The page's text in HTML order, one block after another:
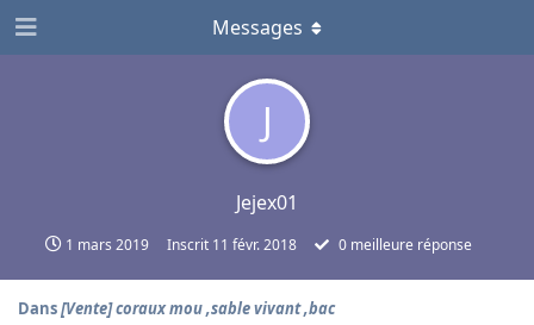
J
Jejex01
1 mars 2019 Inscrit 11 févr. 2018 0meilleure réponse
Messages
Dans[Vente] coraux mou ,sable vivant ,bac